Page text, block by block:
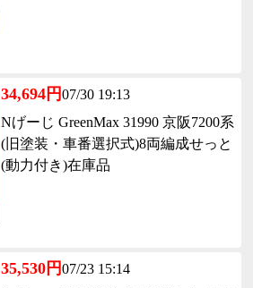
34,694円07/30 19:13
Nげーじ GreenMax 31990 京阪7200系
(旧塗装・車番選択式)8両編成せっと
(動力付き)在庫品
35,530円07/23 15:14